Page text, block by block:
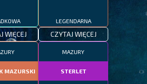
WIĘCEJ
LEGENDARNA
CZYTAJ WIĘCEJ
MAZURSKI
MAZURY
STERLET